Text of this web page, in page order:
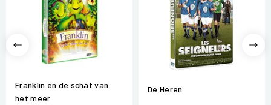
Franklin en de schat van
het meer
De Heren